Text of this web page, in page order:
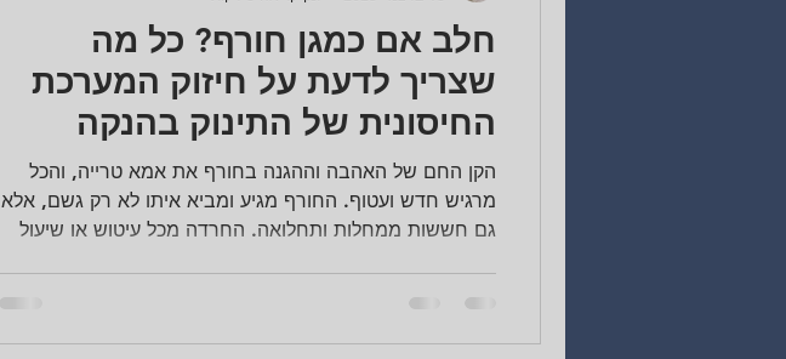
חלב אם כמגן חורף? כל מה
שצריך לדעת על חיזוק המערכת
החיסונית של התינוק בהנקה
בחורף
הקן החם של האהבה וההגנה בחורף את אמא טרייה, והכל
מרגיש חדש ועטוף. החורף מגיע ומביא איתו לא רק גשם, אלא
גם חששות ממחלות ותחלואה. החרדה מכל עיטוש או שיעול
מפני מחוללי מחלות שונים. במאמר הזה נצלול אל המדע של